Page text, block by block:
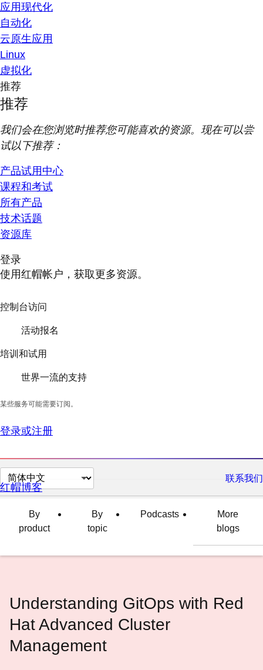
应用现代化
自动化
云原生应用
Linux
虚拟化
推荐
推荐
我们会在您浏览时推荐您可能喜欢的资源。现在可以尝
试以下推荐：
产品试用中心
课程和考试
所有产品
技术话题
资源库
登录
使用红帽帐户，获取更多资源。
控制台访问
活动报名
培训和试用
世界一流的支持
某些服务可能需要订阅。
登录或注册
切
换
言
联系我们
红帽博客
By
product
By
topic
Podcasts
More
blogs
Understanding GitOps with Red
Hat Advanced Cluster
Management